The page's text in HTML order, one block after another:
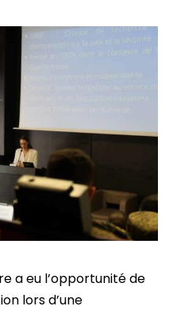
a eu l’opportunité de
lors d’une